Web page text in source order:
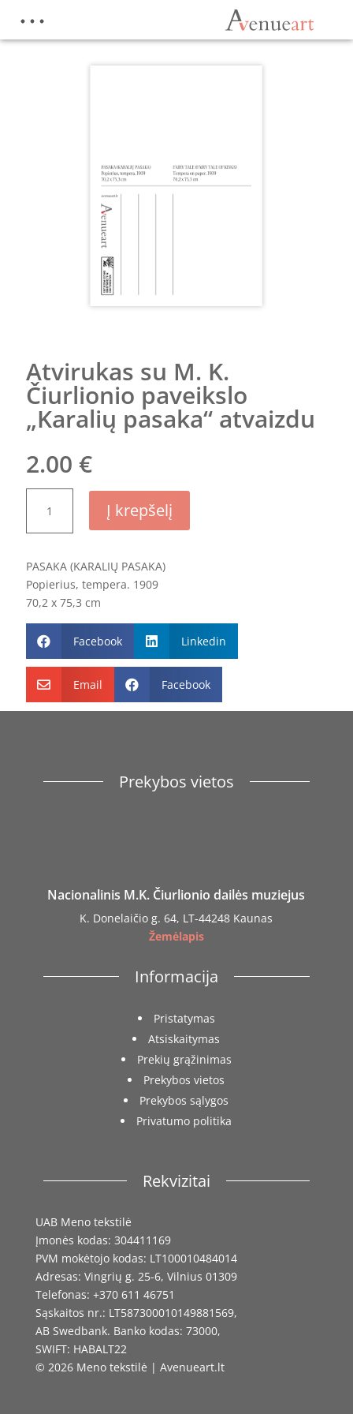
Atvirukas su M. K.
Čiurlionio paveikslo
„Karalių pasaka“ atvaizdu
2.00 €
kiekis:
Atvirukas
M.
K.
Čiurlionio
paveikslo
„Karalių
pasaka“
atvaizdu
Į krepšelį
PASAKA (KARALIŲ PASAKA)
Popierius, tempera. 1909
70,2 x 75,3 cm
 Facebook  Linkedin
 Email  Facebook
Prekybos vietos
Nacionalinis M.K. Čiurlionio dailės muziejus
K. Donelaičio g. 64, LT-44248 Kaunas
Žemėlapis
Informacija
Pristatymas
Atsiskaitymas
Prekių grąžinimas
Prekybos vietos
Prekybos sąlygos
Privatumo politika
Rekvizitai
UAB Meno tekstilė
Įmonės kodas: 304411169
PVM mokėtojo kodas: LT100010484014
Adresas: Vingrių g. 25-6, Vilnius 01309
Telefonas: +370 611 46751
Sąskaitos nr.: LT587300010149881569,
AB Swedbank. Banko kodas: 73000,
SWIFT: HABALT22
© 2026 Meno tekstilė | Avenueart.lt